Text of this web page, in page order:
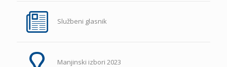
Službeni glasnik
Manjinski izbori 2023